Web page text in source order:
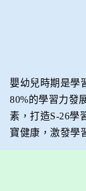
嬰幼兒時期是學
80%的學習力發
素，打造S-26學
寶健康，激發學